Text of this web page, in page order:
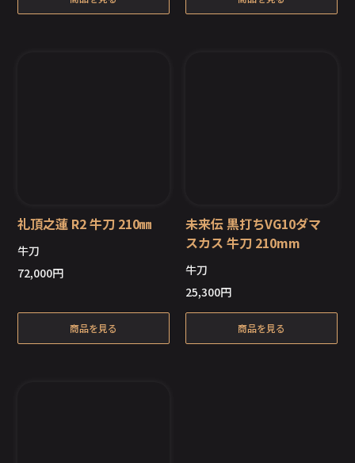
在庫切れ
礼頂之蓮 R2 牛刀 210㎜
牛刀
72,000円
商品を見る
未来伝 黒打ちVG10ダマ
スカス 牛刀 210mm
牛刀
25,300円
商品を見る